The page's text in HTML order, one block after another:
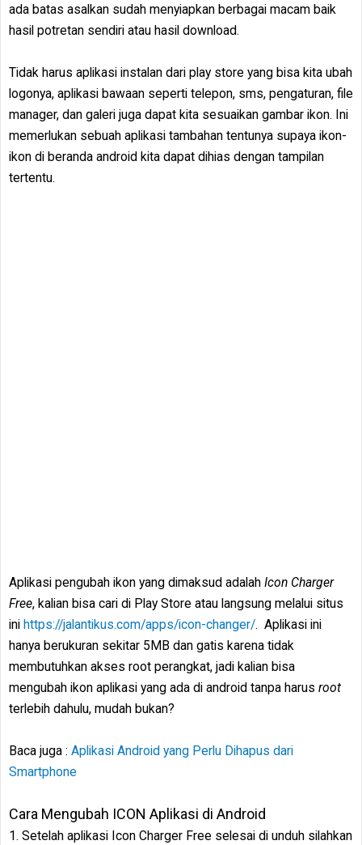
ada batas asalkan sudah menyiapkan berbagai macam baik
hasil potretan sendiri atau hasil download.
Tidak harus aplikasi instalan dari play store yang bisa kita ubah
logonya, aplikasi bawaan seperti telepon, sms, pengaturan, file
manager, dan galeri juga dapat kita sesuaikan gambar ikon. Ini
memerlukan sebuah aplikasi tambahan tentunya supaya ikon-
ikon di beranda android kita dapat dihias dengan tampilan
tertentu.
Aplikasi pengubah ikon yang dimaksud adalah Icon Charger
Free, kalian bisa cari di Play Store atau langsung melalui situs
ini https://jalantikus.com/apps/icon-changer/. Aplikasi ini
hanya berukuran sekitar 5MB dan gatis karena tidak
membutuhkan akses root perangkat, jadi kalian bisa
mengubah ikon aplikasi yang ada di android tanpa harus root
terlebih dahulu, mudah bukan?
Baca juga : Aplikasi Android yang Perlu Dihapus dari
Smartphone
Cara Mengubah ICON Aplikasi di Android
1. Setelah aplikasi Icon Charger Free selesai di unduh silahkan